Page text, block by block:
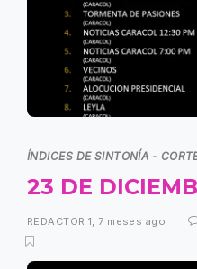
ÍNDICES DE SINTONÍA -
23 DE
REDACTOR 1, 7 meses ago